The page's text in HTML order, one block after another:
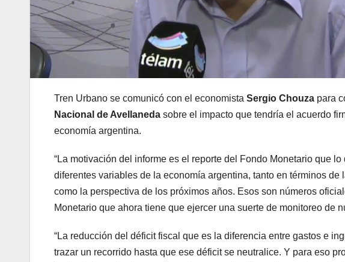
Tren Urbano se comunicó con el economista Sergio Chouza para
Nacional de Avellaneda sobre el impacto que tendría el acuerdo
economía argentina.
“La motivación del informe es el reporte del Fondo Monetario que
diferentes variables de la economía argentina, tanto en términos
como la perspectiva de los próximos años. Esos son números
Monetario que ahora tiene que ejercer una suerte de monitoreo de
“La reducción del déficit fiscal que es la diferencia entre gastos e
trazar un recorrido hasta que ese déficit se neutralice. Y para eso